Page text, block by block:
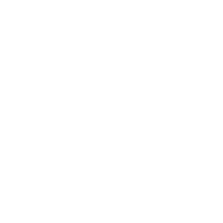
balcon sau terasa, pat suplimentar tip pat standard, 18-22 m².